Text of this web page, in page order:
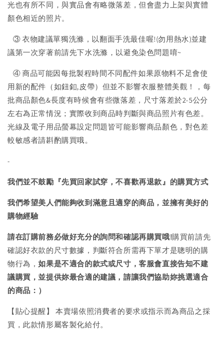
光也有所不同，與實品會有略微落差，但會盡力上架與實體
顏色相近的照片。
③ 衣物建議單獨洗滌，以翻面手洗最佳喔!(勿用熱水)並建
議第一次穿著前請先下水洗滌，以避免染色問題唷~
④ 商品可能因每批製程時間不同配件如果原物料不足會使
用新的配件（如鈕釦,皮帶）但並不影響衣服整體美觀！，每
批商品顏色&長度有時候會有些微落差，尺寸落差於2-5公分
左右為正常情況；實際收到商品時判斷與商品照片有色差。
光線及電子用品螢幕設定問題皆可能影響商品顏色，對色差
較敏感者請斟酌購買哦。
-
我們並不鼓勵『先買回家試穿，不喜歡再退款』的購買方式
我們希望美人們能夠收到滿意且適穿的商品，並擁有美好的
購物經驗
請在訂購前務必做好充分的詢問和確認再購買哦!購買前請先
確認好衣款的尺寸數據，判斷符合所需再下單才是聰明的購
物行為，如果是不適合的款式或尺寸，客服會直接告知不建
議購買，並提供妳最合適的建議，請讓我們協助妳挑選適合
的商品：）
【貼心提醒】 本賣場依照消費者的要求或指示而為商品之採
買，此款情形屬客製化給付。